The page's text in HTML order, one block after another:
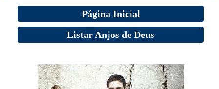
Página Inicial
Listar Anjos de Deus